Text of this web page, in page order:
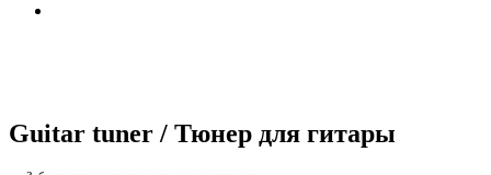
Guitar tuner / Тюнер для гитары